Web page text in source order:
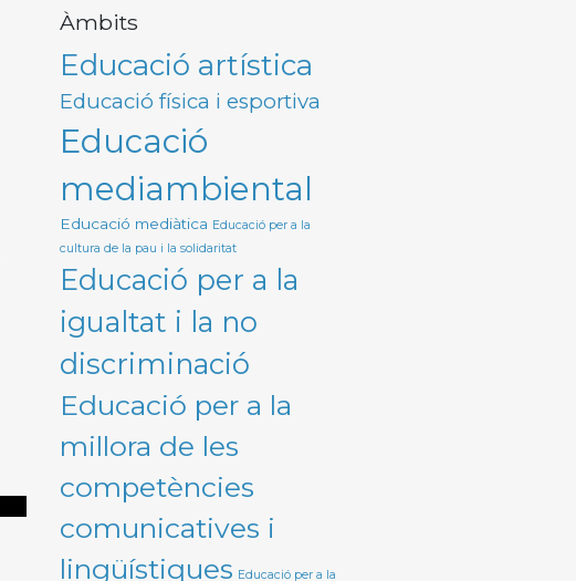
Àmbits
Educació artística
Educació física i esportiva
Educació
mediambiental
Educació mediàtica Educació per a la
cultura de la pau i la solidaritat
Educació per a la
igualtat i la no
discriminació
Educació per a la
millora de les
competències
comunicatives i
lingüístiques Educació per a la